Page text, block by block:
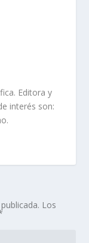
Editora y
interés son:
Los